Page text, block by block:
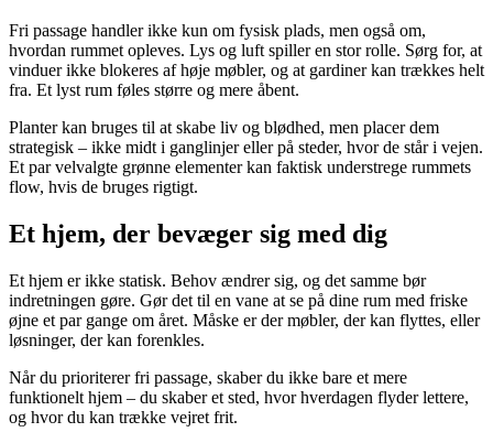
Fri passage handler ikke kun om fysisk plads, men også om,
hvordan rummet opleves. Lys og luft spiller en stor rolle. Sørg for, at
vinduer ikke blokeres af høje møbler, og at gardiner kan trækkes helt
fra. Et lyst rum føles større og mere åbent.
Planter kan bruges til at skabe liv og blødhed, men placer dem
strategisk – ikke midt i ganglinjer eller på steder, hvor de står i vejen.
Et par velvalgte grønne elementer kan faktisk understrege rummets
flow, hvis de bruges rigtigt.
Et hjem, der bevæger sig med dig
Et hjem er ikke statisk. Behov ændrer sig, og det samme bør
indretningen gøre. Gør det til en vane at se på dine rum med friske
øjne et par gange om året. Måske er der møbler, der kan flyttes, eller
løsninger, der kan forenkles.
Når du prioriterer fri passage, skaber du ikke bare et mere
funktionelt hjem – du skaber et sted, hvor hverdagen flyder lettere,
og hvor du kan trække vejret frit.